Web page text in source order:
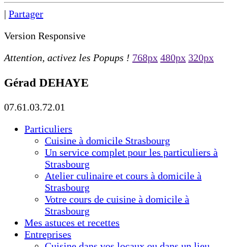
| Partager
Version Responsive
Attention, activez les Popups ! 768px 480px 320px
Gérad DEHAYE
07.61.03.72.01
Particuliers
Cuisine à domicile Strasbourg
Un service complet pour les particuliers à
Strasbourg
Atelier culinaire et cours à domicile à
Strasbourg
Votre cours de cuisine à domicile à
Strasbourg
Mes astuces et recettes
Entreprises